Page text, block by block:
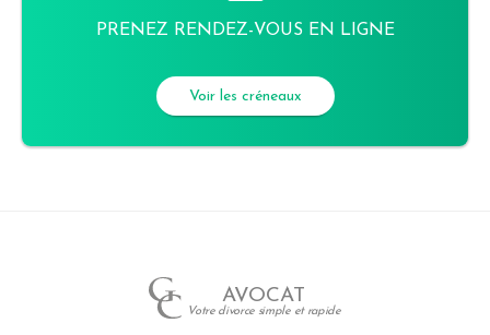
PRENEZ RENDEZ-VOUS EN LIGNE
Voir les créneaux
AVOCAT
Votre divorce simple et rapide